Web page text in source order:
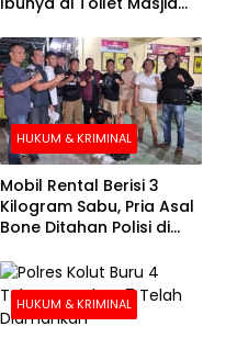
HUKUM & KRIMINAL
Mobil Rental Berisi 3
Kilogram Sabu, Pria Asal
Bone Ditahan Polisi di
HUKUM & KRIMINAL